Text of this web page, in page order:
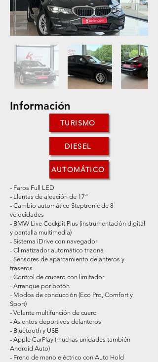
Información
TURISMO
DIESEL
AUTOMÁTICO
- ⁠Faros Full LED
-⁠ ⁠Llantas de aleación de 17”
-⁠ ⁠Cambio automático Steptronic de 8
velocidades
-⁠ ⁠BMW Live Cockpit Plus (instrumentación digital
y pantalla multimedia)
-⁠ ⁠Sistema iDrive con navegador
-⁠ ⁠Climatizador automático trizona
-⁠ ⁠Sensores de aparcamiento delanteros y
traseros
-⁠ ⁠Control de crucero con limitador
-⁠ ⁠Arranque por botón
-⁠ ⁠Modos de conducción (Eco Pro, Comfort y
Sport)
-⁠ ⁠Volante multifunción de cuero
-⁠ ⁠Asientos deportivos delanteros
-⁠ ⁠Bluetooth y USB
-⁠ ⁠Apple CarPlay (muchas unidades también
Android Auto)
-⁠ ⁠Freno de mano eléctrico con Auto Hold